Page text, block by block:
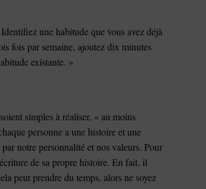
une habitude que vous avez déjà
fois par semaine, ajoutez dix minutes
existante. »
simples à réaliser, « au moins
personne a une histoire et une
notre personnalité et nos valeurs. Pour
de sa propre histoire. En fait, il
peut prendre du temps, alors ne soyez